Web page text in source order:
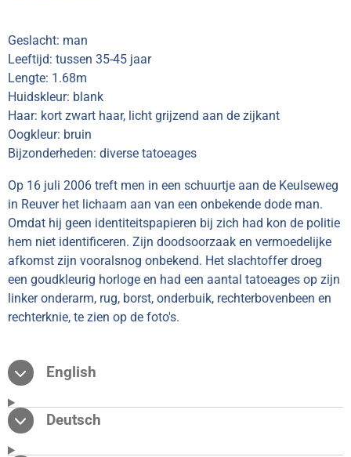
Geslacht: man
Leeftijd: tussen 35-45 jaar
Lengte: 1.68m
Huidskleur: blank
Haar: kort zwart haar, licht grijzend aan de zijkant
Oogkleur: bruin
Bijzonderheden: diverse tatoeages
Op 16 juli 2006 treft men in een schuurtje aan de Keulseweg
in Reuver het lichaam aan van een onbekende dode man.
Omdat hij geen identiteitspapieren bij zich had kon de politie
hem niet identificeren. Zijn doodsoorzaak en vermoedelijke
afkomst zijn vooralsnog onbekend. Het slachtoffer droeg
een goudkleurig horloge en had een aantal tatoeages op zijn
linker onderarm, rug, borst, onderbuik, rechterbovenbeen en
rechterknie, te zien op de foto's.
English
Deutsch